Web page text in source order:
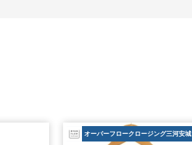
オーバーフロークロージング三河安城